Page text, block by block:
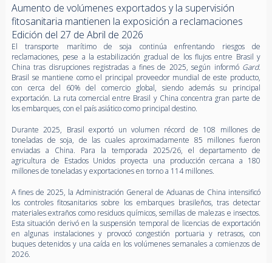
Aumento de volúmenes exportados y la supervisión
fitosanitaria mantienen la exposición a reclamaciones
Edición del 27 de Abril de 2026
El transporte marítimo de soja continúa enfrentando riesgos de
reclamaciones, pese a la estabilización gradual de los flujos entre Brasil y
China tras disrupciones registradas a fines de 2025, según informó Gard.
Brasil se mantiene como el principal proveedor mundial de este producto,
con cerca del 60% del comercio global, siendo además su principal
exportación. La ruta comercial entre Brasil y China concentra gran parte de
los embarques, con el país asiático como principal destino.
Durante 2025, Brasil exportó un volumen récord de 108 millones de
toneladas de soja, de las cuales aproximadamente 85 millones fueron
enviadas a China. Para la temporada 2025/26, el departamento de
agricultura de Estados Unidos proyecta una producción cercana a 180
millones de toneladas y exportaciones en torno a 114 millones.
A fines de 2025, la Administración General de Aduanas de China intensificó
los controles fitosanitarios sobre los embarques brasileños, tras detectar
materiales extraños como residuos químicos, semillas de malezas e insectos.
Esta situación derivó en la suspensión temporal de licencias de exportación
en algunas instalaciones y provocó congestión portuaria y retrasos, con
buques detenidos y una caída en los volúmenes semanales a comienzos de
2026.